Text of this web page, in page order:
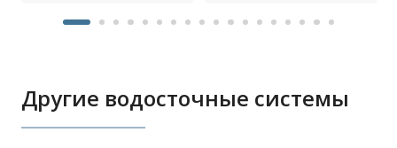
Другие водосточные системы